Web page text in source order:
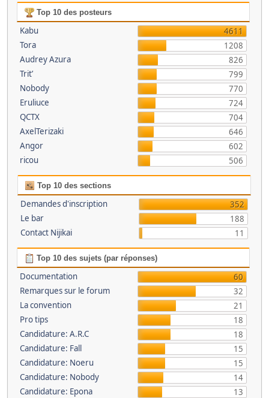
Top 10 des posteurs
Kabu
4611
Tora
1208
Audrey Azura
826
Trit’
799
Nobody
770
Eruliuce
724
QCTX
704
AxelTerizaki
646
Angor
602
ricou
506
Top 10 des sections
Demandes d'inscription
352
Le bar
188
Contact Nijikai
11
Top 10 des sujets (par réponses)
Documentation
60
Remarques sur le forum
32
La convention
21
Pro tips
18
Candidature: A.R.C
18
Candidature: Fall
15
Candidature: Noeru
15
Candidature: Nobody
14
Candidature: Epona
13